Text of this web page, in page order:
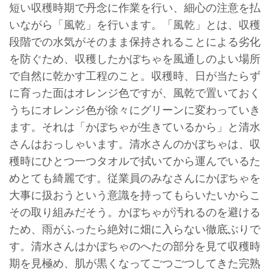
短い収穫時期で丹念に作業を行い、細心の注意を払
いながら「風乾」を行います。「風乾」とは、収穫
段階での水気がそのまま保持されることによる劣化
を防ぐため、収穫したかぼちゃを風通しのよい場所
で自然に乾かす工程のこと。収穫時、日が当たらず
に育った面はオレンジ色ですが、風乾で置いておく
うちにオレンジ色が徐々にグリーンに変わっていき
ます。それは「かぼちゃが生きているから」と清水
さんはおっしゃいます。清水さんのかぼちゃは、収
穫時にひとつ一つタオルで拭いてから運んでいるた
めとても綺麗です。従業員のみなさんにかぼちゃを
大事に扱おうという意識を持ってもらいたいからこ
その取り組みだそう。かぼちゃが汚れるのを避ける
ため、雨がふったら絶対に畑に入らない徹底ぶりで
す。清水さんはかぼちゃのへたの部分を見て収穫時
期を見極め、肌が黒くなってごつごつしてきた完熟